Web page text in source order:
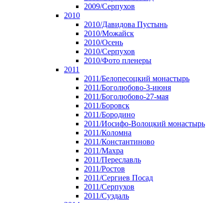
2009/Серпухов
2010
2010/Давидова Пустынь
2010/Можайск
2010/Осень
2010/Серпухов
2010/Фото пленеры
2011
2011/Белопесоцкий монастырь
2011/Боголюбово-3-июня
2011/Боголюбово-27-мая
2011/Боровск
2011/Бородино
2011/Иосифо-Волоцкий монастырь
2011/Коломна
2011/Константиново
2011/Махра
2011/Переславль
2011/Ростов
2011/Сергиев Посад
2011/Серпухов
2011/Суздаль